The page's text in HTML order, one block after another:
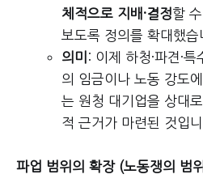
체적으로 지배·결정할
보도록 정의를 확대했습
의미 : 이제 하청·파견·
의 임금이나 노동 강도
는 원청 대기업을 상대
적 근거가 마련된 것입니
파업 범위의 확장 (노동쟁의 범